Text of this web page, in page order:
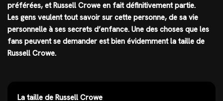
préférées, etRussell Crowe en fait définitivement partie.
Les gens veulent tout savoir sur cette personne, de sa vie
personnelle à ses secrets d’enfance. Une des choses que les
fans peuvent se demander est bien évidemment la taille de
Russell Crowe.
La taille de Russell Crowe